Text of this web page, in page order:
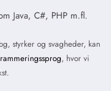
Java, C#, PHP m.fl.
styrker og svagheder, kan
, hvor vi